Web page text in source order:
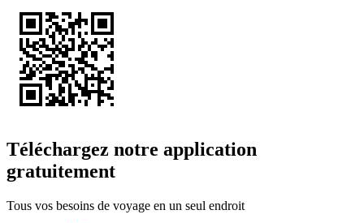
Téléchargez notre application
gratuitement
Tous vos besoins de voyage en un seul endroit